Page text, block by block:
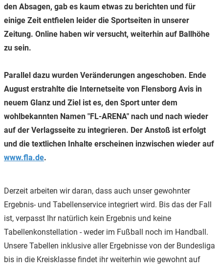
den Absagen, gab es kaum etwas zu berichten und für
einige Zeit entfielen leider die Sportseiten in unserer
Zeitung. Online haben wir versucht, weiterhin auf Ballhöhe
zu sein.
Parallel dazu wurden Veränderungen angeschoben. Ende
August erstrahlte die Internetseite von Flensborg Avis in
neuem Glanz und Ziel ist es, den Sport unter dem
wohlbekannten Namen "FL-ARENA" nach und nach wieder
auf der Verlagsseite zu integrieren. Der Anstoß ist erfolgt
und die textlichen Inhalte erscheinen inzwischen wieder auf
www.fla.de.
Derzeit arbeiten wir daran, dass auch unser gewohnter
Ergebnis- und Tabellenservice integriert wird. Bis das der Fall
ist, verpasst Ihr natürlich kein Ergebnis und keine
Tabellenkonstellation - weder im Fußball noch im Handball.
Unsere Tabellen inklusive aller Ergebnisse von der Bundesliga
bis in die Kreisklasse findet ihr weiterhin wie gewohnt auf